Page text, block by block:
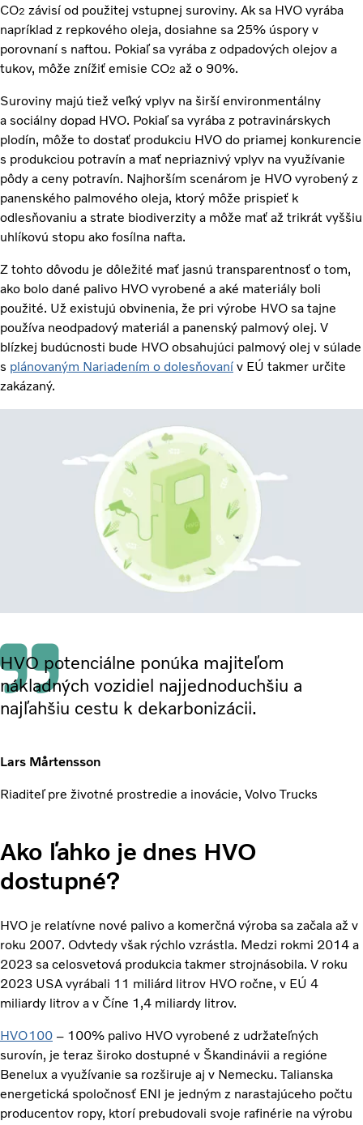
CO2 závisí od použitej vstupnej suroviny. Ak sa HVO vyrába
napríklad z repkového oleja, dosiahne sa 25% úspory v
porovnaní s naftou. Pokiaľ sa vyrába z odpadových olejov a
tukov, môže znížiť emisie CO2 až o 90%.
Suroviny majú tiež veľký vplyv na širší environmentálny
a sociálny dopad HVO. Pokiaľ sa vyrába z potravinárskych
plodín, môže to dostať produkciu HVO do priamej konkurencie
s produkciou potravín a mať nepriaznivý vplyv na využívanie
pôdy a ceny potravín. Najhorším scenárom je HVO vyrobený z
panenského palmového oleja, ktorý môže prispieť k
odlesňovaniu a strate biodiverzity a môže mať až trikrát vyššiu
uhlíkovú stopu ako fosílna nafta.
Z tohto dôvodu je dôležité mať jasnú transparentnosť o tom,
ako bolo dané palivo HVO vyrobené a aké materiály boli
použité. Už existujú obvinenia, že pri výrobe HVO sa tajne
používa neodpadový materiál a panenský palmový olej. V
blízkej budúcnosti bude HVO obsahujúci palmový olej v súlade
s plánovaným Nariadením o dolesňovaní v EÚ takmer určite
zakázaný.
HVO potenciálne ponúka majiteľom
nákladných vozidiel najjednoduchšiu a
najľahšiu cestu k dekarbonizácii.
Lars Mårtensson
Riaditeľ pre životné prostredie a inovácie, Volvo Trucks
Ako ľahko je dnes HVO
dostupné?
HVO je relatívne nové palivo a komerčná výroba sa začala až v
roku 2007. Odvtedy však rýchlo vzrástla. Medzi rokmi 2014 a
2023 sa celosvetová produkcia takmer strojnásobila. V roku
2023 USA vyrábali 11 miliárd litrov HVO ročne, v EÚ 4
miliardy litrov a v Číne 1,4 miliardy litrov.
HVO100 – 100% palivo HVO vyrobené z udržateľných
surovín, je teraz široko dostupné v Škandinávii a regióne
Benelux a využívanie sa rozširuje aj v Nemecku. Talianska
energetická spoločnosť ENI je jedným z narastajúceho počtu
producentov ropy, ktorí prebudovali svoje rafinérie na výrobu